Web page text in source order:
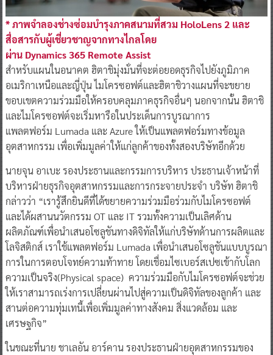
* ภาพจำลองช่างซ่อมบำรุงภาคสนามที่สวม HoloLens 2 และ
สื่อสารกับผู้เชี่ยวชาญจากทางไกลโดย
ผ่าน Dynamics 365 Remote Assist
สำหรับแผนในอนาคต ฮิตาชิมุ่งมั่นที่จะต่อยอดธุรกิจไปยังภูมิภาค
อเมริกาเหนือและญี่ปุ่น ไมโครซอฟต์และฮิตาชิวางแผนที่จะขยาย
ขอบเขตความร่วมมือให้ครอบคลุมภาคธุรกิจอื่นๆ นอกจากนั้น ฮิตาชิ
และไมโครซอฟต์จะเริ่มหารือในประเด็นการบูรณาการ
แพลตฟอร์ม Lumada และ Azure ให้เป็นแพลตฟอร์มทางข้อมูล
อุตสาหกรรม เพื่อเพิ่มมูลค่าให้แก่ลูกค้าของทั้งสองบริษัทอีกด้วย
นายจุน อาเบะ รองประธานและกรรมการบริหาร ประธานเจ้าหน้าที่
บริหารฝ่ายธุรกิจอุตสาหกรรมและการกระจายประจำ บริษัท ฮิตาชิ
กล่าวว่า “เรารู้สึกยินดีที่ได้ขยายความร่วมมือร่วมกับไมโครซอฟต์
และได้ผสานนวัตกรรม OT และ IT รวมทั้งความเป็นเลิศด้าน
ผลิตภัณฑ์เพื่อนำเสนอโซลูชันทางดิจิทัลให้แก่บริษัทด้านการผลิตและ
โลจิสติกส์ เราใช้แพลตฟอร์ม Lumada เพื่อนำเสนอโซลูชันแบบบูรณา
การในการตอบโจทย์ความท้าทาย โดยเชื่อมไซเบอร์สเปซเข้ากับโลก
ความเป็นจริง(Physical space) ความร่วมมือกับไมโครซอฟต์จะช่วย
ให้เราสามารถเร่งการเปลี่ยนผ่านไปสู่ความเป็นดิจิทัลของลูกค้า และ
สานต่อความทุ่มเทนี้เพื่อเพิ่มมูลค่าทางสังคม สิ่งแวดล้อม และ
เศรษฐกิจ”
ในขณะที่นาย ชาเลอัน อาร์คาน รองประธานฝ่ายอุตสาหกรรมของ